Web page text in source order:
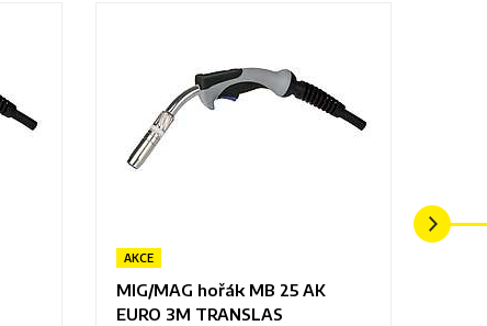
AKCE
MIG/MAG hořák MB 25 AK
EURO 3M TRANSLAS